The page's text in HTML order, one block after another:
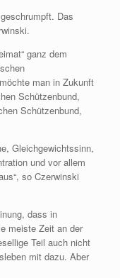
Das
ganz dem
man in Zukunft
Schützenbund,
Schützenbund,
Gleichgewichtssinn,
und vor allem
so Czerwinski
dass in
meiste Zeit an der
Teil auch nicht
mit dazu. Aber